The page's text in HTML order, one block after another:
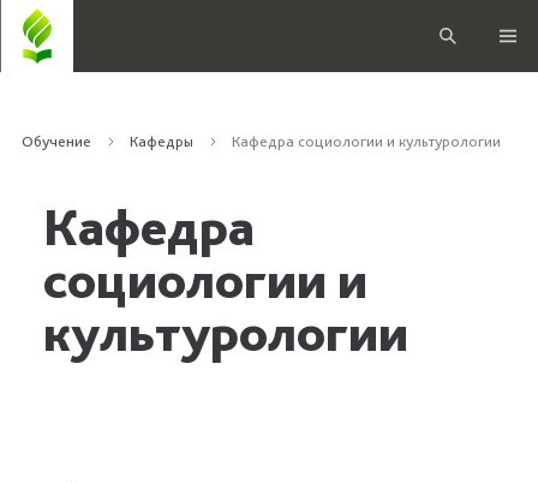
Обучение Кафедры Кафедра социологии и культурологии
Кафедра
социологии и
культурологии